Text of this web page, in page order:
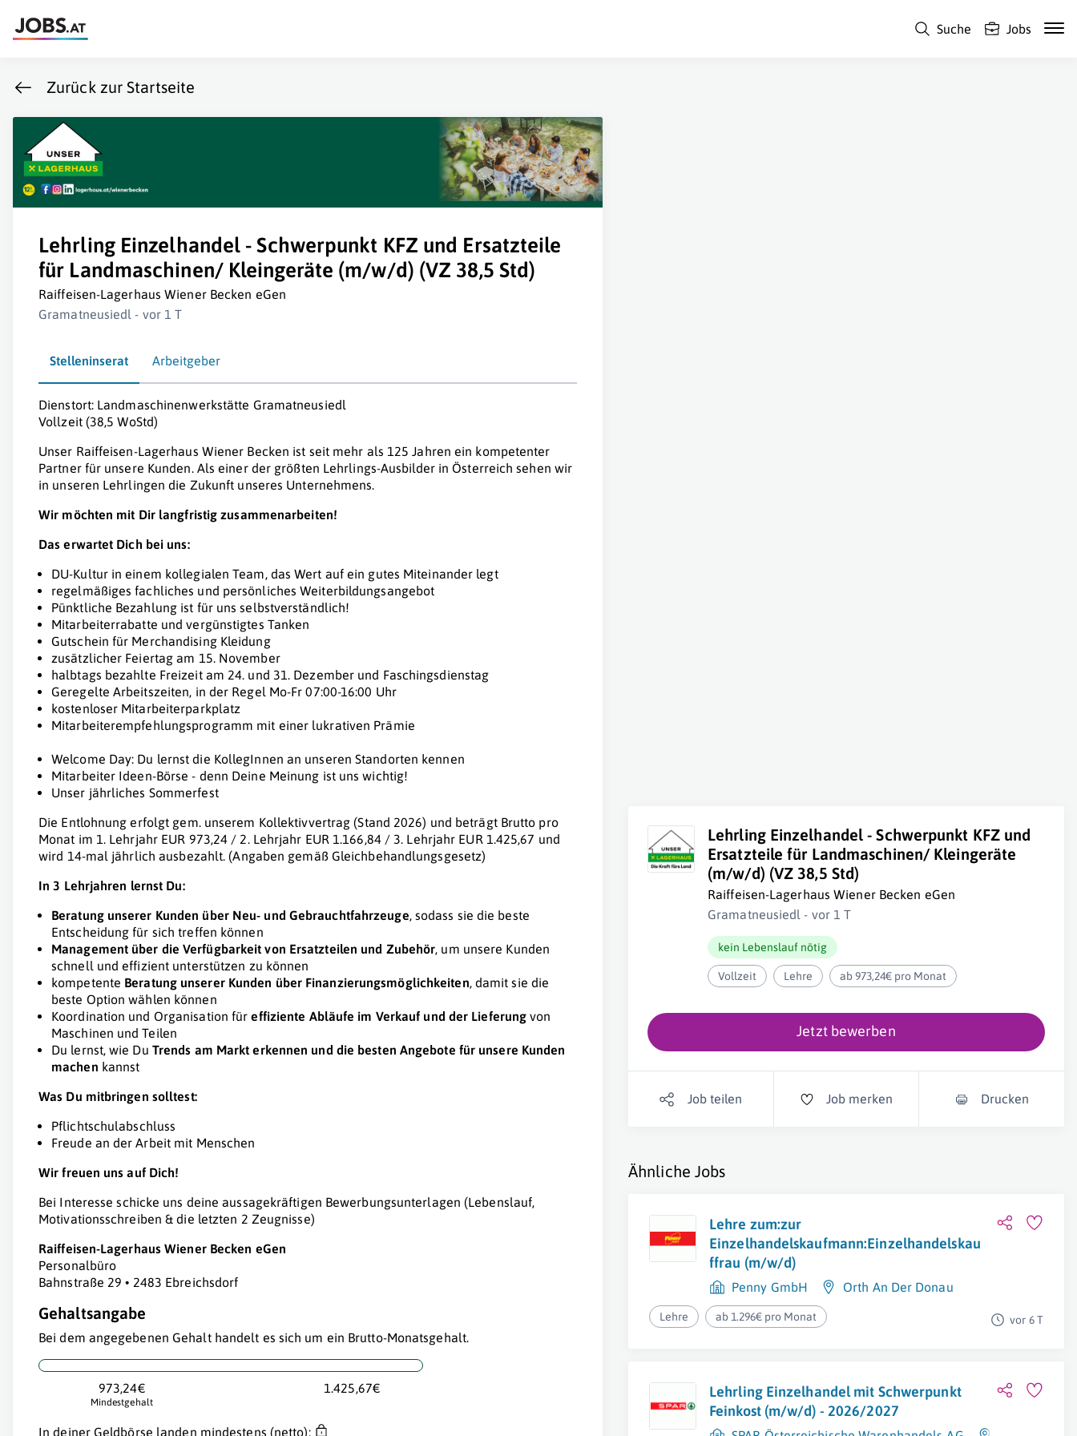
Suche Jobs
Zurück zur Startseite
Lehrling Einzelhandel - Schwerpunkt KFZ und Ersatzteile
für Landmaschinen/ Kleingeräte (m/w/d) (VZ 38,5 Std)
Raiffeisen-Lagerhaus Wiener Becken eGen
Gramatneusiedl - vor 1 T
Stelleninserat Arbeitgeber
Dienstort: Landmaschinenwerkstätte Gramatneusiedl
Vollzeit (38,5 WoStd)
Unser Raiffeisen-Lagerhaus Wiener Becken ist seit mehr als 125 Jahren ein kompetenter
Partner für unsere Kunden. Als einer der größten Lehrlings-Ausbilder in Österreich sehen wir
in unseren Lehrlingen die Zukunft unseres Unternehmens.
Wir möchten mit Dir langfristig zusammenarbeiten!
Das erwartet Dich bei uns:
DU-Kultur in einem kollegialen Team, das Wert auf ein gutes Miteinander legt
regelmäßiges fachliches und persönliches Weiterbildungsangebot
Pünktliche Bezahlung ist für uns selbstverständlich!
Mitarbeiterrabatte und vergünstigtes Tanken
Gutschein für Merchandising Kleidung
zusätzlicher Feiertag am 15. November
halbtags bezahlte Freizeit am 24. und 31. Dezember und Faschingsdienstag
Geregelte Arbeitszeiten, in der Regel Mo-Fr 07:00-16:00 Uhr
kostenloser Mitarbeiterparkplatz
Mitarbeiterempfehlungsprogramm mit einer lukrativen Prämie
Welcome Day: Du lernst die KollegInnen an unseren Standorten kennen
Mitarbeiter Ideen-Börse - denn Deine Meinung ist uns wichtig!
Unser jährliches Sommerfest
Die Entlohnung erfolgt gem. unserem Kollektivvertrag (Stand 2026) und beträgt Brutto pro
Monat im 1. Lehrjahr EUR 973,24 / 2. Lehrjahr EUR 1.166,84 / 3. Lehrjahr EUR 1.425,67 und
wird 14-mal jährlich ausbezahlt. (Angaben gemäß Gleichbehandlungsgesetz)
In 3 Lehrjahren lernst Du:
Beratung unserer Kunden über Neu- und Gebrauchtfahrzeuge, sodass sie die beste
Entscheidung für sich treffen können
Management über die Verfügbarkeit von Ersatzteilen und Zubehör, um unsere Kunden
schnell und effizient unterstützen zu können
kompetente Beratung unserer Kunden über Finanzierungsmöglichkeiten, damit sie die
beste Option wählen können
Koordination und Organisation füreffiziente Abläufe im Verkauf und der Lieferung von
Maschinen und Teilen
Du lernst, wie Du Trends am Markt erkennen und die besten Angebote für unsere Kunden
machen kannst
Was Du mitbringen solltest:
Pflichtschulabschluss
Freude an der Arbeit mit Menschen
Wir freuen uns auf Dich!
Bei Interesse schicke uns deine aussagekräftigen Bewerbungsunterlagen (Lebenslauf,
Motivationsschreiben & die letzten 2 Zeugnisse)
Raiffeisen-Lagerhaus Wiener Becken eGen
Personalbüro
Bahnstraße 29 • 2483 Ebreichsdorf
Gehaltsangabe
Bei dem angegebenen Gehalt handelt es sich um ein Brutto-Monatsgehalt.
973,24€
Mindestgehalt
1.425,67€
In deiner Geldbörse landen mindestens (netto):
Lehrling Einzelhandel - Schwerpunkt KFZ und
Ersatzteile für Landmaschinen/ Kleingeräte
(m/w/d) (VZ 38,5 Std)
Raiffeisen-Lagerhaus Wiener Becken eGen
Gramatneusiedl - vor 1 T
kein Lebenslauf nötig
Vollzeit Lehre ab 973,24€ pro Monat
Jetzt bewerben
Job teilen Job merken Drucken
Ähnliche Jobs
Lehre zum:zur
Einzelhandelskaufmann:Einzelhandelskau
ffrau (m/w/d)
Penny GmbH Orth An Der Donau
Lehre ab 1.296€ pro Monat vor 6 T
Lehrling Einzelhandel mit Schwerpunkt
Feinkost (m/w/d) - 2026/2027